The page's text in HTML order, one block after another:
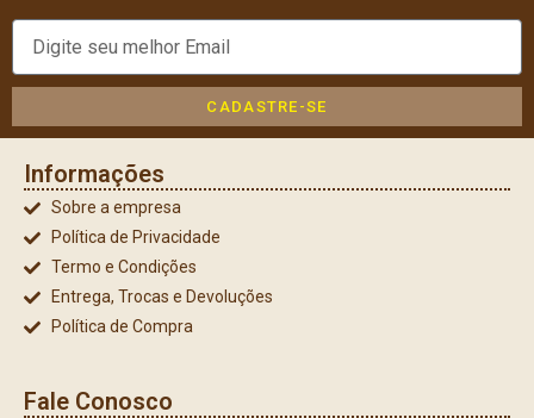
CADASTRE-SE
Informações
Sobre a empresa
Política de Privacidade
Termo e Condições
Entrega, Trocas e Devoluções
Política de Compra
Fale Conosco